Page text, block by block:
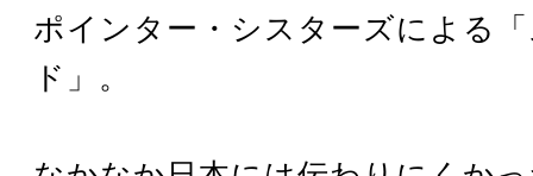
ポインター・シスターズによる
ド」。